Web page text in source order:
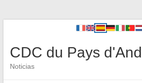
CDC du Pays
Noticias